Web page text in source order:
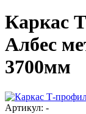
Каркас
Албес
3700мм
Артикул: -